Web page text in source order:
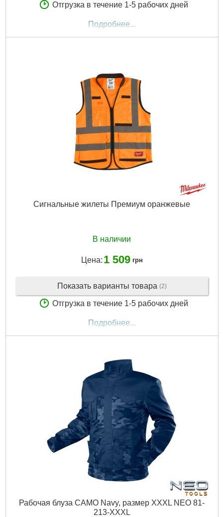
Отгрузка в течение 1-5 рабочих дней
Подробнее...
Сигнальные жилеты Премиум оранжевые
В наличии
Цена: 1 509 грн
Показать варианты товара (2)
Отгрузка в течение 1-5 рабочих дней
Подробнее...
Рабочая блуза CAMO Navy, размер XXXL NEO 81-
213-XXXL